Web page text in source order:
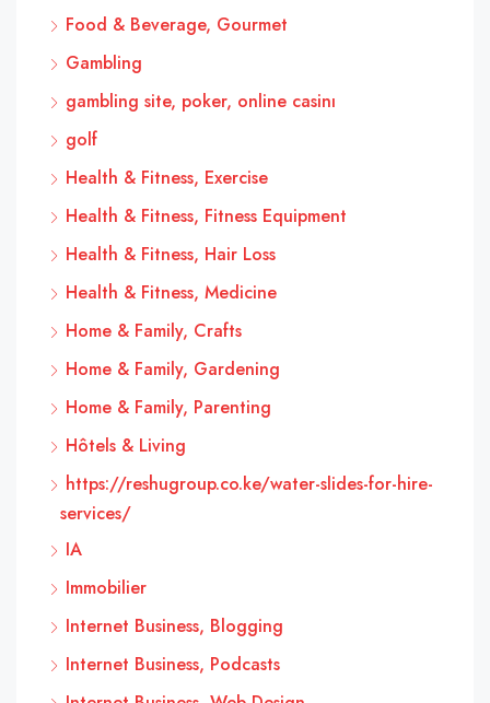
Food & Beverage, Gourmet
Gambling
gambling site, poker, online casinı
golf
Health & Fitness, Exercise
Health & Fitness, Fitness Equipment
Health & Fitness, Hair Loss
Health & Fitness, Medicine
Home & Family, Crafts
Home & Family, Gardening
Home & Family, Parenting
Hôtels & Living
https://reshugroup.co.ke/water-slides-for-hire-
services/
IA
Immobilier
Internet Business, Blogging
Internet Business, Podcasts